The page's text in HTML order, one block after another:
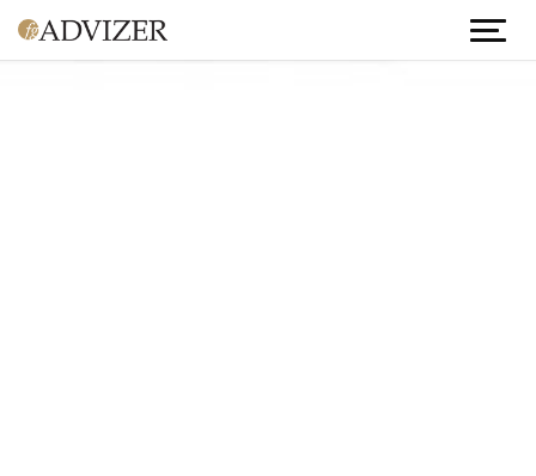
Hoppa till huvudinnehåll